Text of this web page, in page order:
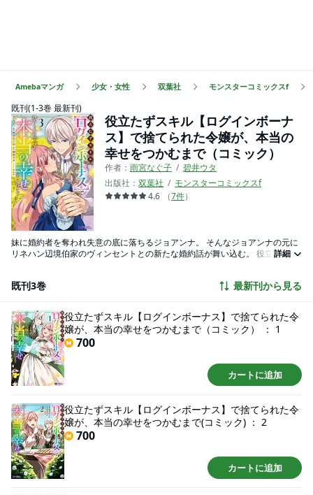
Amebaマンガ 少女・女性 双葉社 モンスターコミックスf
既刊(1-3巻 最新刊)
役立たずスキル【ログインボーナ
ス】で捨てられた令嬢が、本当の
幸せをつかむまで（コミック）
作者： 雨宮なぐ子
碧井ウタ
出版社： 双葉社
モンスターコミックスf
4.6
（7件）
妹に婚約者を奪われ失意の底に落ちるジョアンナ。 そんなジョアンナの元に
リネハン辺境伯家のヴィンセントとの新たな婚約話が舞い込む。 役立たずス
る甘々ファンタジーが始まる!!
詳細
既刊3巻 最新刊から見る
役立たずスキル【ログインボーナス】で捨てられた令
嬢が、本当の幸せをつかむまで（コミック） ： 1
700
カートに追加
役立たずスキル【ログインボーナス】で捨てられた令
嬢が、本当の幸せをつかむまで(コミック) ： 2
700
カートに追加